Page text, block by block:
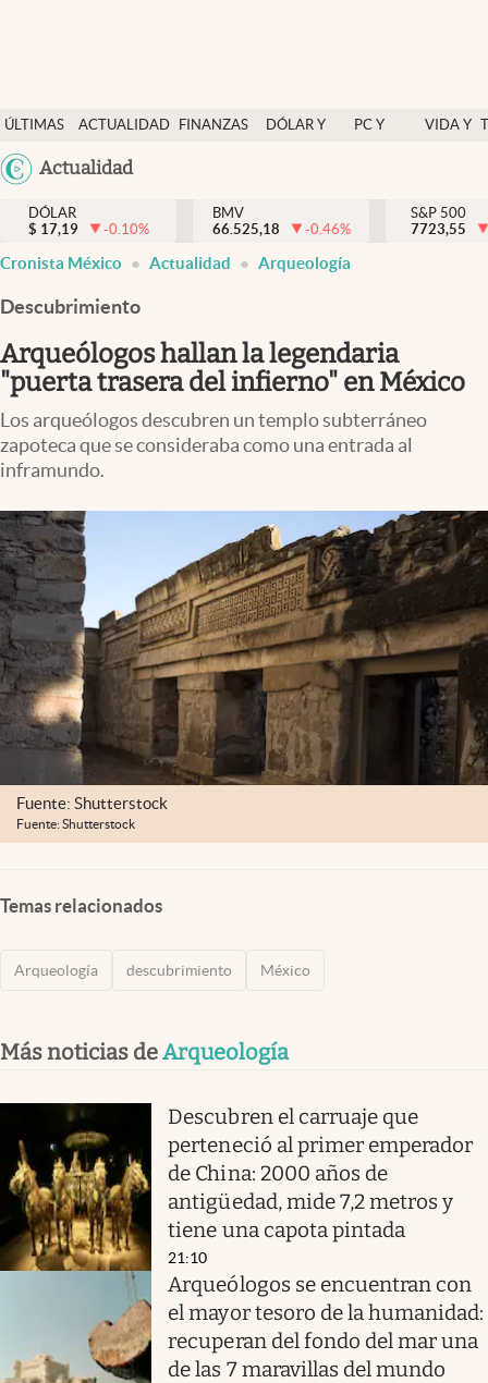
ÚLTIMAS
NOTICIAS
ACTUALIDAD
FINANZAS
DÓLAR Y
PC Y
VIDA Y
México
Actualidad
Actualidad
Finanzas y economía
Dólar y mercados
Pc y celular
Vida y estilo
Espiritualidad
Mediakit
abre en nueva pestaña
México
DÓLAR
$ 17,19 -0.10%
BMV
66.525,18
-0.46%
S&P 500
7723,55
Cronista México Actualidad Arqueología
Descubrimiento
Arqueólogos hallan la legendaria
"puerta trasera del infierno" en México
Los arqueólogos descubren un templo subterráneo
zapoteca que se consideraba como una entrada al
inframundo.
Fuente: Shutterstock
Fuente: Shutterstock
Temas relacionados
Arqueología descubrimiento México
Más noticias deArqueología
Descubren el carruaje que
perteneció al primer emperador
de China: 2000 años de
antigüedad, mide 7,2 metros y
tiene una capota pintada
21:10
Arqueólogos se encuentran con
el mayor tesoro de la humanidad:
recuperan del fondo del mar una
de las 7 maravillas del mundo